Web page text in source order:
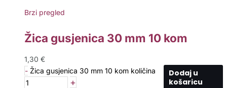
Brzi pregled
Žica gusjenica 30 mm 10 kom
1,30 €
- Žica gusjenica 30 mm 10 kom količina
+
Dodaj u
košaricu